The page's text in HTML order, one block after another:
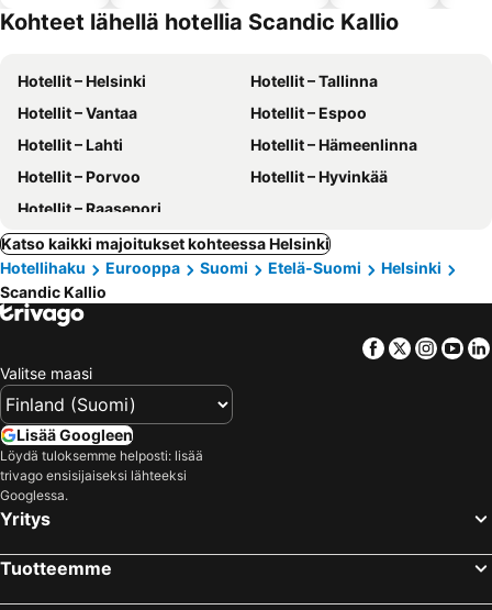
Kohteet lähellä hotellia Scandic Kallio
Hotellit – Helsinki
Hotellit – Tallinna
Hotellit – Vantaa
Hotellit – Espoo
Hotellit – Lahti
Hotellit – Hämeenlinna
Hotellit – Porvoo
Hotellit – Hyvinkää
Hotellit – Raasepori
Katso kaikki majoitukset kohteessa Helsinki
Hotellihaku
Eurooppa Suomi Etelä-Suomi
Helsinki
Scandic Kallio
Facebook
Twitter
Valitse maasi
Lisää Googleen
Löydä tuloksemme helposti: lisää
trivago ensisijaiseksi lähteeksi
Googlessa.
Yritys
Tuotteemme